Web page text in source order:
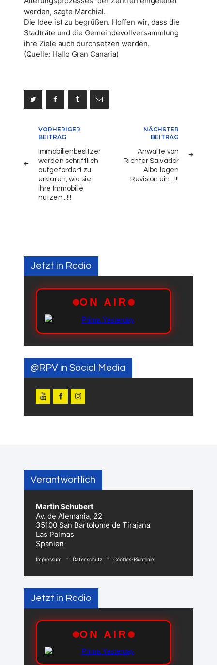
werden, sagte Marchial.
Die Idee ist zu begrüßen. Hoffen wir, dass die
Stadträte und die Gemeindevollversammlung
ihre Ziele auch durchsetzen werden.
(Quelle: Hallo Gran Canaria)
Beitragsnavigation
VORHERIGER
BEITRAG
Immobilienbesitzer
werden schriftlich
aufgefordert zu
erklären, wie sie
ihre Immobilie
nutzen ..!!!
NÄCHSTER
BEITRAG
Anwälte von
Richter Salvador
Alba legen
Revision ein ..!!!
Jetzt in Radio
@RPV in Social Media
Verantwortlich
Martin Schubert
Av. de Alemania, 22
35100 San Bartolomé de Tirajana
Las Palmas
Spanien
Impressum - Datenschutz - Cookies-Richtlinie
Jetzt in Radio